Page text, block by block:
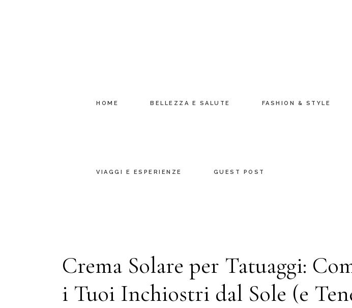
HOME BELLEZZA E SALUTE FASHION & STYLE
VIAGGI E ESPERIENZE GUEST POST
Crema Solare per Tatuaggi:
i Tuoi Inchiostri dal Sole (e